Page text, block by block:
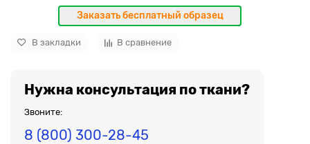
Заказать бесплатный образец
В закладки В сравнение
Нужна консультация по ткани?
Звоните:
8 (800) 300-28-45